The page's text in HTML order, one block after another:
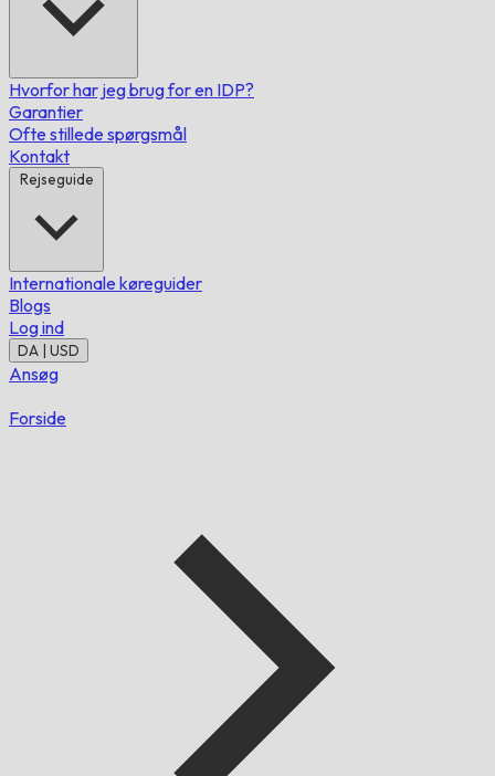
Hvorfor har jeg brug for en IDP?
Garantier
Ofte stillede spørgsmål
Kontakt
Rejseguide
Internationale køreguider
Blogs
Log ind
DA | USD
Ansøg
Forside